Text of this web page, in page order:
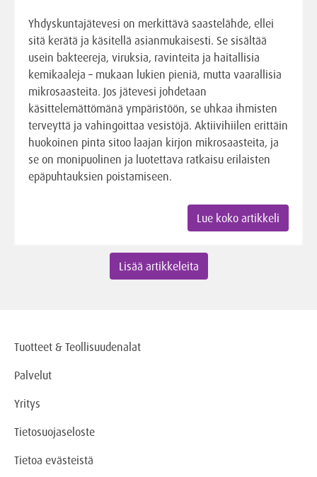
Yhdyskuntajätevesi on merkittävä saastelähde, ellei
sitä kerätä ja käsitellä asianmukaisesti. Se sisältää
usein bakteereja, viruksia, ravinteita ja haitallisia
kemikaaleja – mukaan lukien pieniä, mutta vaarallisia
mikrosaasteita. Jos jätevesi johdetaan
käsittelemättömänä ympäristöön, se uhkaa ihmisten
terveyttä ja vahingoittaa vesistöjä. Aktiivihiilen erittäin
huokoinen pinta sitoo laajan kirjon mikrosaasteita, ja
se on monipuolinen ja luotettava ratkaisu erilaisten
epäpuhtauksien poistamiseen.
Lue koko artikkeli
Lisää artikkeleita
Tuotteet & Teollisuudenalat
Palvelut
Yritys
Tietosuojaseloste
Tietoa evästeistä